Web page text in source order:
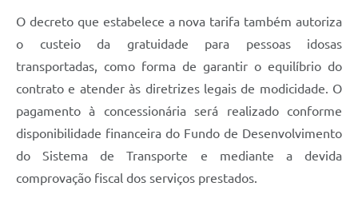
Enquete
Agenda
Contato
Plano Municipal de Segurança Pública
Plano de Contratações Anuais
O decreto que estabelece a nova tarifa também autoriza
o custeio da gratuidade para pessoas idosas
transportadas, como forma de garantir o equilíbrio do
contrato e atender às diretrizes legais de modicidade. O
pagamento à concessionária será realizado conforme
disponibilidade financeira do Fundo de Desenvolvimento
do Sistema de Transporte e mediante a devida
comprovação fiscal dos serviços prestados.